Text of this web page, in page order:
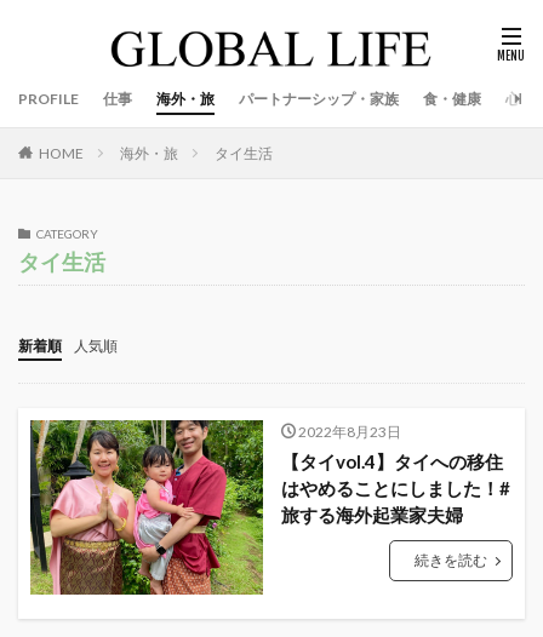
PROFILE 仕事 海外・旅 パートナーシップ・家族 食・健康 心
HOME 海外・旅 タイ生活
CATEGORY
タイ生活
新着順 人気順
2022年8月23日
【タイvol.4】タイへの移住
はやめることにしました！#
旅する海外起業家夫婦
続きを読む